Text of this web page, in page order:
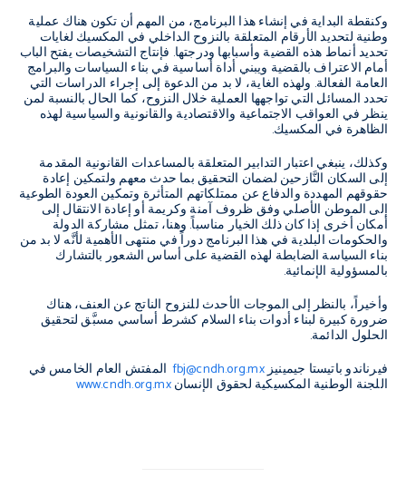
وكنقطة البداية في إنشاء هذا البرنامج، من المهم أن تكون هناك عملية
وطنية لتحديد الأرقام المتعلقة بالنزوح الداخلي في المكسيك لغايات
تحديد أنماط هذه القضية وأسبابها ودرجتها. فإنتاج التشخيصات يفتح الباب
أمام الاعتراف بالقضية ويبني أداة أساسية في بناء السياسات والبرامج
العامة الفعالة. ولهذه الغاية، لا بد من الدعوة إلى إجراء الدراسات التي
تحدد المسائل التي تواجهها العملية خلال النزوح، كما الحال بالنسبة لمن
ينظر في العواقب الاجتماعية والاقتصادية والقانونية والسياسية لهذه
الظاهرة في المكسيك.
وكذلك، ينبغي اعتبار التدابير المتعلقة بالمساعدات القانونية المقدمة
إلى السكان النَّازحين لضمان التحقيق بما حدث معهم ولتمكين إعادة
حقوقهم المهددة والدفاع عن ممتلكاتهم المتأثرة وتمكين العودة الطوعية
إلى الموطن الأصلي وفق ظروف آمنة وكريمة أو إعادة الانتقال إلى
أمكان أخرى إذا كان ذلك الخيار مناسباً. وهنا، تمثل مشاركة الدولة
والحكومات البلدية في هذا البرنامج دوراً في منتهى الأهمية لأنَّه لا بد من
بناء السياسة الضابطة لهذه القضية على أساس الشعور بالتشارك
بالمسؤولية الإنمائية.
وأخيراً، بالنظر إلى الموجات الأحدث للنزوح الناتج عن العنف، هناك
ضرورة كبيرة لبناء أدوات بناء السلام كشرط أساسي مسبَّق لتحقيق
الحلول الدائمة.
فيرناندو باتيستا جيمينيزfbj@cndh.org.mxالمفتش العام الخامس في
اللجنة الوطنية المكسيكية لحقوق الإنسانwww.cndh.org.mx